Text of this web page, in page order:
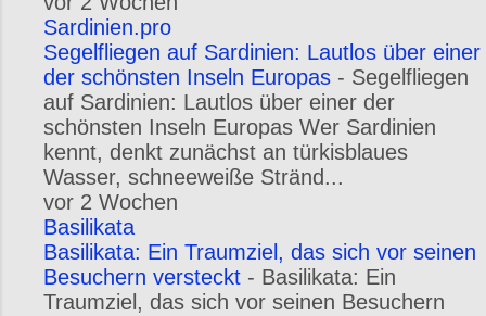
Sardinien.pro
Segelfliegen auf Sardinien: Lautlos über einer
der schönsten Inseln Europas - Segelfliegen
auf Sardinien: Lautlos über einer der
schönsten Inseln Europas Wer Sardinien
kennt, denkt zunächst an türkisblaues
Wasser, schneeweiße Stränd...
vor 2 Wochen
Basilikata
Basilikata: Ein Traumziel, das sich vor seinen
Besuchern versteckt - Basilikata: Ein
Traumziel, das sich vor seinen Besuchern